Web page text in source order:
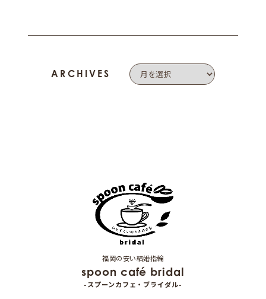
ARCHIVES
福岡の安い結婚指輪
spoon café bridal
-スプーンカフェ・ブライダル-